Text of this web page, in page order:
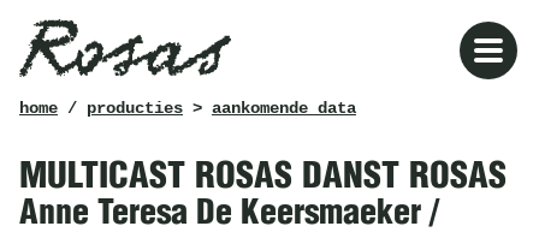
kruimelpad
home/ producties> aankomende data
MULTICAST ROSAS DANST ROSAS
Anne Teresa De Keersmaeker /